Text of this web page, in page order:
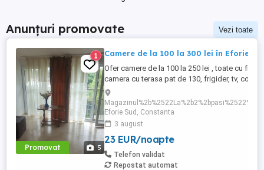
Anunțuri promovate Vezi toate
Promovat 5
1 Camere de la 100 la 300 lei în Eforie
Ofer camere de la 100 la 250 lei , toate cu
camera cu terasa pat de 130, frigider, tv, corp
100 lei Camera cu preț 250 lei are 2 paturi mari,
conditionat, frigider mare Camera de 200 lei
180cm, aer conditionat, frigider mare, baia in
Camerele ...
Eforie Sud, Constanta
3 august
23 EUR/noapte
Telefon validat
Repostat automat